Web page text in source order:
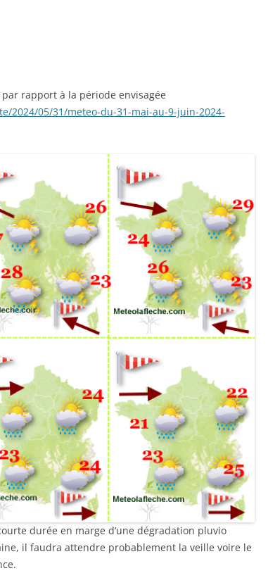
rapport à la période envisagée
2024/05/31/meteo-du-31-mai-au-9-juin-2024-
durée en marge d’une dégradation pluvio
il faudra attendre probablement la veille voire le